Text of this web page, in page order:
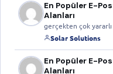
En Popüler E-
Alanları
gerçekten çok
Solar Solutions
En Popüler E-
Alanları